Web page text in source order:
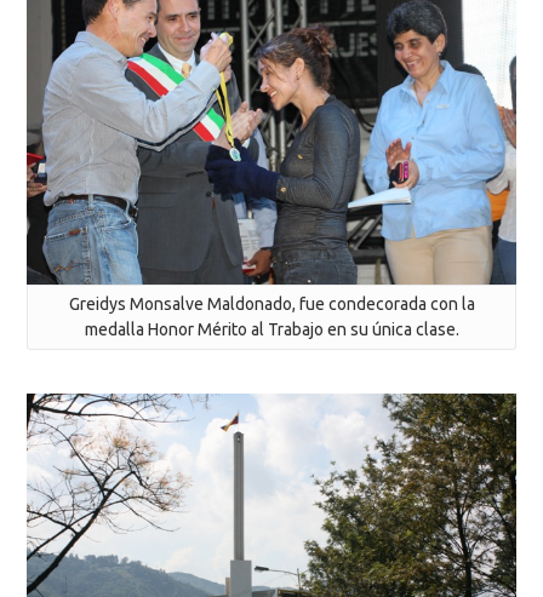
Greidys Monsalve Maldonado, fue condecorada con la
medalla Honor Mérito al Trabajo en su única clase.